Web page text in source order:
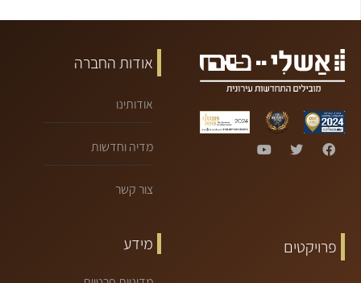
אודות החברה
אודותינו
מדיה וחדשות
צור קשר
פרויקטים מידע